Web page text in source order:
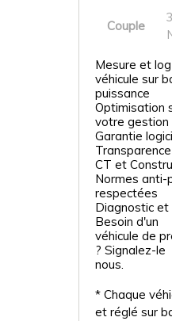
Couple
Mesure et
véhicule sur
puissance
Optimisation
votre gestion
Garantie
CT et
Normes anti-
respectées
Diagnostic et
Besoin d'un
véhicule de
? Signalez-le
nous.
* Chaque
et réglé sur